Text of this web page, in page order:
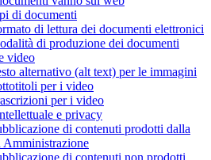
di documenti
di lettura dei documenti elettronici
di produzione dei documenti
video
alternativo (alt text) per le immagini
per i video
per i video
e privacy
di contenuti prodotti dalla
Amministrazione
di contenuti non prodotti